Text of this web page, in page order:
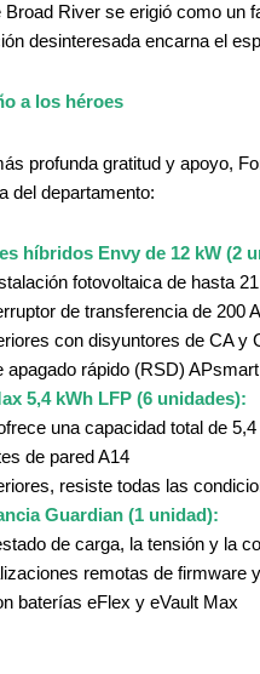
River se erigió como un
desinteresada encarna el
a los héroes
profunda gratitud y apoyo,
del departamento:
híbridos Envy de 12 kW (2
fotovoltaica de hasta
de transferencia de 200 A
con disyuntores de CA y
apagado rápido (RSD)
5,4 kWh LFP (6 unidades):
una capacidad total de
de pared A14
resiste todas las
Guardian (1 unidad):
de carga, la tensión y la
remotas de firmware
baterías eFlex y eVault Max